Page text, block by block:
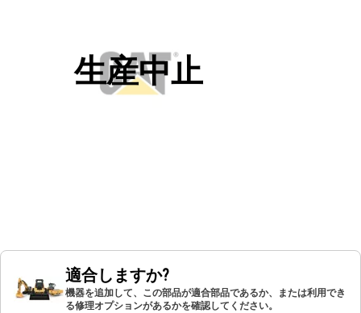
生産中止
適合しますか?
機器を追加して、この部品が適合部品であるか、または利用でき
る修理オプションがあるかを確認してください。